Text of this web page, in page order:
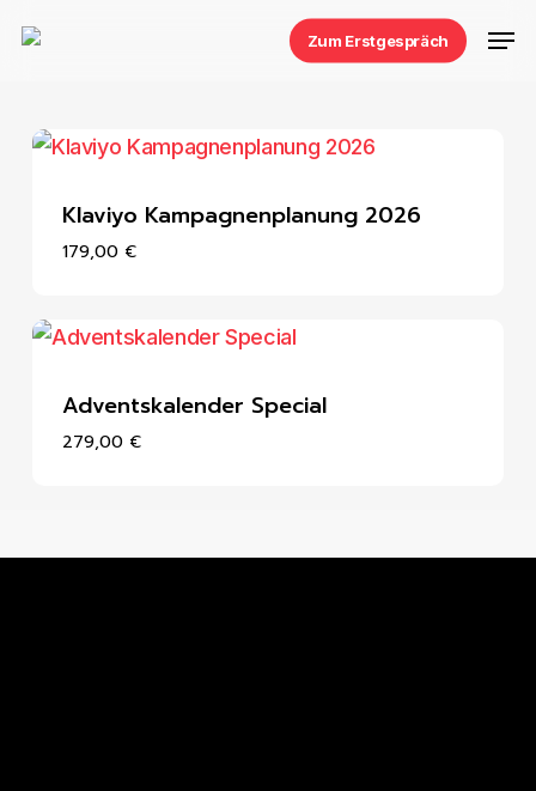
content
Zum Erstgespräch
Klaviyo Kampagnenplanung 2026
179,00 €
Adventskalender Special
279,00 €